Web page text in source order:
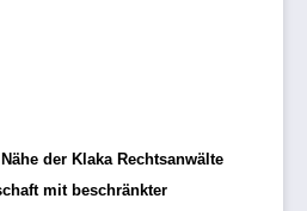
der Klaka Rechtsanwälte
mit beschränkter